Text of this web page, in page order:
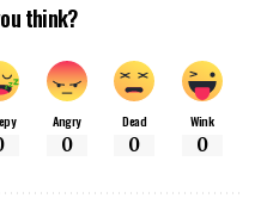
think?
Angry
0
Dead
0
Wink
0